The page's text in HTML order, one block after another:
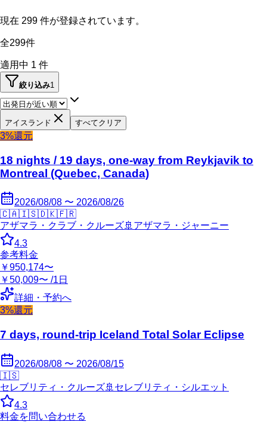
現在 299 件が登録されています。
全299件
適用中 1 件
絞り込み1
アイスランド すべてクリア
3%還元
18 nights / 19 days, one-way from Reykjavik to
Montreal (Quebec, Canada)
2026/08/08 〜 2026/08/26
🇨🇦🇮🇸🇩🇰🇫🇷
アザマラ・クラブ・クルーズ🚢 アザマラ・ジャーニー
4.3
参考料金
￥950,174〜
￥50,009〜 /1日
詳細・予約へ
3%還元
7 days, round-trip Iceland Total Solar Eclipse
2026/08/08 〜 2026/08/15
🇮🇸
セレブリティ・クルーズ🚢 セレブリティ・シルエット
4.3
料金を問い合わせる